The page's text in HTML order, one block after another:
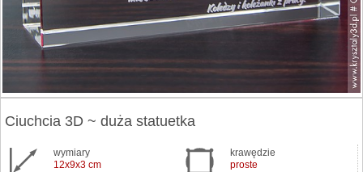
Ciuchcia 3D ~ duża statuetka
wymiary
12x9x3 cm
krawędzie
proste